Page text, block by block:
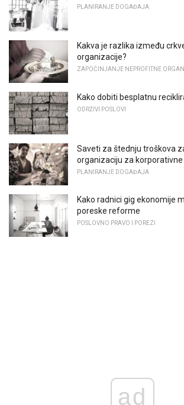
PLANIRANJE DOGAĐAJA
Kakva je razlika između
organizacije?
ZAPOČINJANJE NEPROFITNE
Kako dobiti besplatnu
ODRŽIVI POSLOVI
Saveti za štednju troškova
organizaciju za
PLANIRANJE DOGAĐAJA
Kako radnici gig ekonomije
poreske reforme
POSLOVNO PRAVO I POREZI
ad